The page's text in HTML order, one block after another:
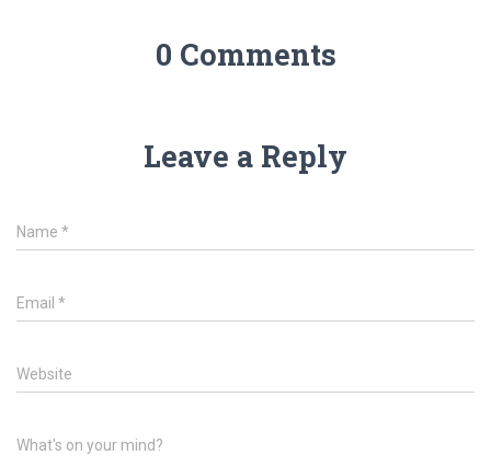
0 Comments
Leave a Reply
Name *
Email *
Website
What's on your mind?